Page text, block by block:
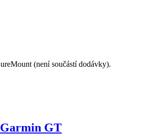
(není součástí dodávky).
GT